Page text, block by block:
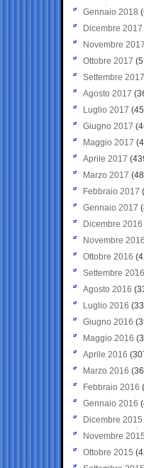
Gennaio 2018
Dicembre 2017
Novembre 2017
Ottobre 2017
Settembre 2017
Agosto 2017
Luglio 2017
Giugno 2017
Maggio 2017
Aprile 2017
Marzo 2017
Febbraio 2017
Gennaio 2017
Dicembre 2016
Novembre 2016
Ottobre 2016
Settembre 2016
Agosto 2016
Luglio 2016
Giugno 2016
Maggio 2016
Aprile 2016
Marzo 2016
Febbraio 2016
Gennaio 2016
Dicembre 2015
Novembre 2015
Ottobre 2015